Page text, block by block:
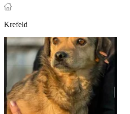
Krefeld